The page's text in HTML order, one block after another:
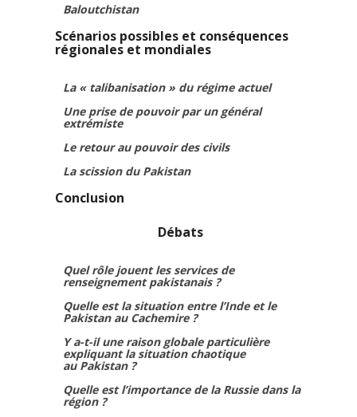
Baloutchistan
Scénarios possibles et conséquences
régionales et mondiales
La « talibanisation » du régime actuel
Une prise de pouvoir par un général
extrémiste
Le retour au pouvoir des civils
La scission du Pakistan
Conclusion
Débats
Quel rôle jouent les services de
renseignement pakistanais ?
Quelle est la situation entre l’Inde et le
Pakistan au Cachemire ?
Y a-t-il une raison globale particulière
expliquant la situation chaotique
au Pakistan ?
Quelle est l’importance de la Russie dans la
région ?